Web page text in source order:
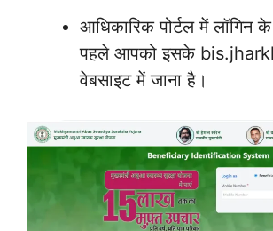
आधिकारिक पोर्टल में लॉगिन
पहले आपको इसके
वेबसाइट में जाना है।